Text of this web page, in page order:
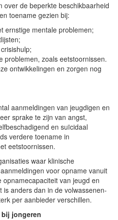
over de beperkte beschikbaarheid
toename gezien bij:
ernstige mentale problemen;
problemen, zoals eetstoornissen.
ontwikkelingen en zorgen nog
aanmeldingen van jeugdigen en
sprake te zijn van angst,
en suïcidaal
verdere toename in
eetstoornissen.
waar klinische
voor opname vanuit
van jeugd en
anders dan in de volwassenen-
per aanbieder verschillen.
jongeren